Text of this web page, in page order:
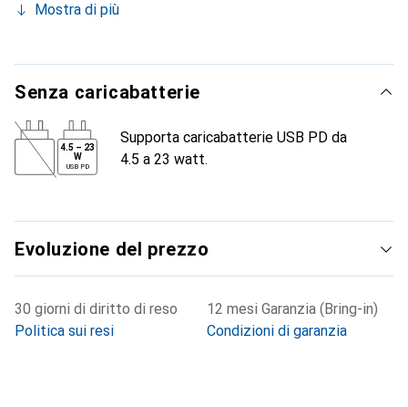
Mostra di più
Senza caricabatterie
4.5 – 23
W
USB PD
Supporta caricabatterie USB PD da
4.5 a 23 watt.
Evoluzione del prezzo
30 giorni di diritto di reso
Politica sui resi
12 mesi Garanzia (Bring-in)
Condizioni di garanzia